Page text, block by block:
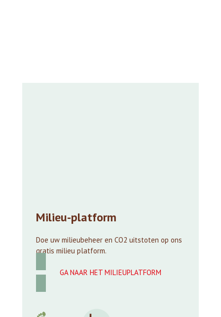
Milieu-platform
Doe uw milieubeheer en CO2 uitstoten op ons
gratis milieu platform.
GA NAAR HET MILIEUPLATFORM